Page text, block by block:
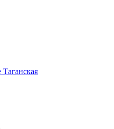
Таганская